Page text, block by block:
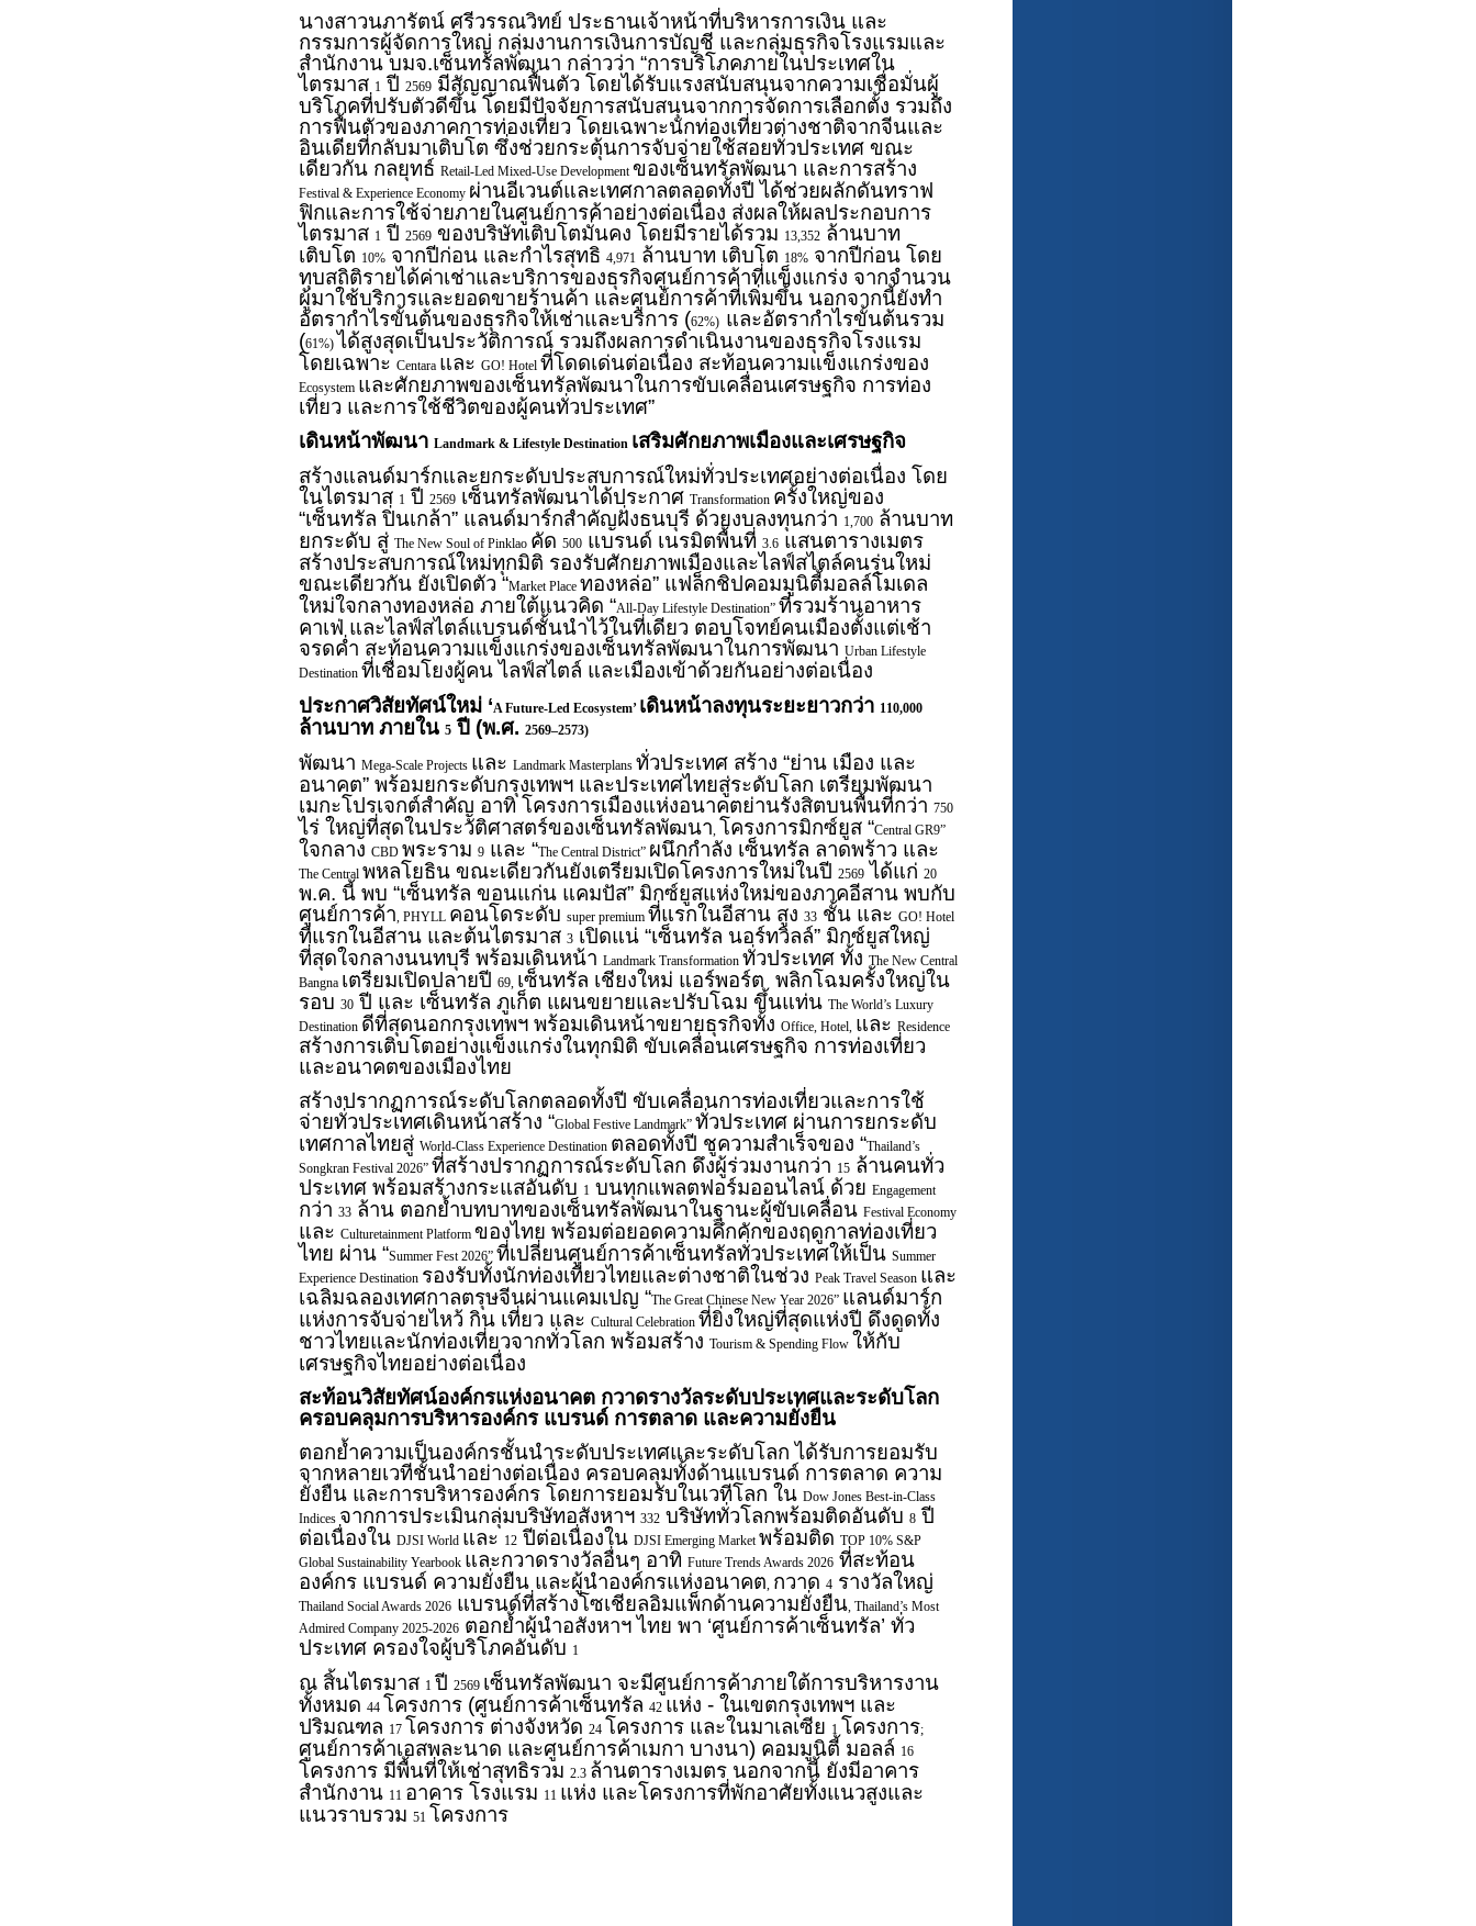
นางสาวนภารัตน์ ศรีวรรณวิทย์ ประธานเจ้าหน้าที่บริหารการเงิน และ
กรรมการผู้จัดการใหญ่ กลุ่มงานการเงินการบัญชี และกลุ่มธุรกิจโรงแรมและ
สำนักงาน บมจ.เซ็นทรัลพัฒนา กล่าวว่า “การบริโภคภายในประเทศใน
ไตรมาส 1 ปี 2569 มีสัญญาณฟื้นตัว โดยได้รับแรงสนับสนุนจากความเชื่อมั่นผู้
บริโภคที่ปรับตัวดีขึ้น โดยมีปัจจัยการสนับสนุนจากการจัดการเลือกตั้ง รวมถึง
การฟื้นตัวของภาคการท่องเที่ยว โดยเฉพาะนักท่องเที่ยวต่างชาติจากจีนและ
อินเดียที่กลับมาเติบโต ซึ่งช่วยกระตุ้นการจับจ่ายใช้สอยทั่วประเทศ ขณะ
เดียวกัน กลยุทธ์ Retail-Led Mixed-Use Developmentของเซ็นทรัลพัฒนา และการสร้าง
Festival & Experience Economy ผ่านอีเวนต์และเทศกาลตลอดทั้งปี ได้ช่วยผลักดันทราฟ
ฟิกและการใช้จ่ายภายในศูนย์การค้าอย่างต่อเนื่อง ส่งผลให้ผลประกอบการ
ไตรมาส 1 ปี 2569 ของบริษัทเติบโตมั่นคง โดยมีรายได้รวม 13,352 ล้านบาท
เติบโต 10% จากปีก่อน และกำไรสุทธิ 4,971 ล้านบาท เติบโต 18% จากปีก่อน โดย
ทุบสถิติรายได้ค่าเช่าและบริการของธุรกิจศูนย์การค้าที่แข็งแกร่ง จากจำนวน
ผู้มาใช้บริการและยอดขายร้านค้า และศูนย์การค้าที่เพิ่มขึ้น นอกจากนี้ยังทำ
อัตรากำไรขั้นต้นของธุรกิจให้เช่าและบริการ (62%) และอัตรากำไรขั้นต้นรวม
(61%) ได้สูงสุดเป็นประวัติการณ์ รวมถึงผลการดำเนินงานของธุรกิจโรงแรม
โดยเฉพาะ Centara และ GO! Hotel ที่โดดเด่นต่อเนื่อง สะท้อนความแข็งแกร่งของ
Ecosystem และศักยภาพของเซ็นทรัลพัฒนาในการขับเคลื่อนเศรษฐกิจ การท่อง
เที่ยว และการใช้ชีวิตของผู้คนทั่วประเทศ”
เดินหน้าพัฒนา Landmark & Lifestyle Destination เสริมศักยภาพเมืองและเศรษฐกิจ
สร้างแลนด์มาร์กและยกระดับประสบการณ์ใหม่ทั่วประเทศอย่างต่อเนื่อง โดย
ในไตรมาส 1 ปี 2569 เซ็นทรัลพัฒนาได้ประกาศ Transformation ครั้งใหญ่ของ
“เซ็นทรัล ปิ่นเกล้า” แลนด์มาร์กสำคัญฝั่งธนบุรี ด้วยงบลงทุนกว่า 1,700 ล้านบาท
ยกระดับ สู่ The New Soul of Pinklao คัด 500 แบรนด์ เนรมิตพื้นที่ 3.6 แสนตารางเมตร
สร้างประสบการณ์ใหม่ทุกมิติ รองรับศักยภาพเมืองและไลฟ์สไตล์คนรุ่นใหม่
ขณะเดียวกัน ยังเปิดตัว “Market Place ทองหล่อ” แฟล็กชิปคอมมูนิตี้มอลล์โมเดล
ใหม่ใจกลางทองหล่อ ภายใต้แนวคิด “All-Day Lifestyle Destination” ที่รวมร้านอาหาร
คาเฟ่ และไลฟ์สไตล์แบรนด์ชั้นนำไว้ในที่เดียว ตอบโจทย์คนเมืองตั้งแต่เช้า
จรดค่ำ สะท้อนความแข็งแกร่งของเซ็นทรัลพัฒนาในการพัฒนา Urban Lifestyle
Destination ที่เชื่อมโยงผู้คน ไลฟ์สไตล์ และเมืองเข้าด้วยกันอย่างต่อเนื่อง
ประกาศวิสัยทัศน์ใหม่ ‘A Future-Led Ecosystem’ เดินหน้าลงทุนระยะยาวกว่า 110,000
ล้านบาท ภายใน 5 ปี (พ.ศ. 2569–2573)
พัฒนา Mega-Scale Projects และ Landmark Masterplans ทั่วประเทศ สร้าง “ย่าน เมือง และ
อนาคต” พร้อมยกระดับกรุงเทพฯ และประเทศไทยสู่ระดับโลก เตรียมพัฒนา
เมกะโปรเจกต์สำคัญ อาทิ โครงการเมืองแห่งอนาคตย่านรังสิตบนพื้นที่กว่า 750
ไร่ ใหญ่ที่สุดในประวัติศาสตร์ของเซ็นทรัลพัฒนา, โครงการมิกซ์ยูส “Central GR9”
ใจกลาง CBD พระราม 9 และ “The Central District” ผนึกกำลัง เซ็นทรัล ลาดพร้าว และ
The Central พหลโยธิน ขณะเดียวกันยังเตรียมเปิดโครงการใหม่ในปี 2569 ได้แก่ 20
พ.ค. นี้ พบ “เซ็นทรัล ขอนแก่น แคมปัส” มิกซ์ยูสแห่งใหม่ของภาคอีสาน พบกับ
ศูนย์การค้า, PHYLL คอนโดระดับ super premium ที่แรกในอีสาน สูง 33 ชั้น และ GO! Hotel
ที่แรกในอีสาน และต้นไตรมาส 3 เปิดแน่ “เซ็นทรัล นอร์ทวิลล์” มิกซ์ยูสใหญ่
ที่สุดใจกลางนนทบุรี พร้อมเดินหน้า Landmark Transformation ทั่วประเทศ ทั้ง The New Central
Bangna เตรียมเปิดปลายปี 69, เซ็นทรัล เชียงใหม่ แอร์พอร์ต พลิกโฉมครั้งใหญ่ใน
รอบ 30 ปี และ เซ็นทรัล ภูเก็ต แผนขยายและปรับโฉม ขึ้นแท่น The World’s Luxury
Destination ดีที่สุดนอกกรุงเทพฯ พร้อมเดินหน้าขยายธุรกิจทั้ง Office, Hotel, และ Residence
สร้างการเติบโตอย่างแข็งแกร่งในทุกมิติ ขับเคลื่อนเศรษฐกิจ การท่องเที่ยว
และอนาคตของเมืองไทย
สร้างปรากฏการณ์ระดับโลกตลอดทั้งปี ขับเคลื่อนการท่องเที่ยวและการใช้
จ่ายทั่วประเทศเดินหน้าสร้าง “Global Festive Landmark” ทั่วประเทศ ผ่านการยกระดับ
เทศกาลไทยสู่ World-Class Experience Destination ตลอดทั้งปี ชูความสำเร็จของ “Thailand’s
Songkran Festival 2026” ที่สร้างปรากฏการณ์ระดับโลก ดึงผู้ร่วมงานกว่า 15 ล้านคนทั่ว
ประเทศ พร้อมสร้างกระแสอันดับ 1 บนทุกแพลตฟอร์มออนไลน์ ด้วย Engagement
กว่า 33 ล้าน ตอกย้ำบทบาทของเซ็นทรัลพัฒนาในฐานะผู้ขับเคลื่อน Festival Economy
และ Culturetainment Platform ของไทย พร้อมต่อยอดความคึกคักของฤดูกาลท่องเที่ยว
ไทย ผ่าน “Summer Fest 2026” ที่เปลี่ยนศูนย์การค้าเซ็นทรัลทั่วประเทศให้เป็น Summer
Experience Destination รองรับทั้งนักท่องเที่ยวไทยและต่างชาติในช่วง Peak Travel Season และ
เฉลิมฉลองเทศกาลตรุษจีนผ่านแคมเปญ “The Great Chinese New Year 2026” แลนด์มาร์ก
แห่งการจับจ่ายไหว้ กิน เที่ยว และ Cultural Celebration ที่ยิ่งใหญ่ที่สุดแห่งปี ดึงดูดทั้ง
ชาวไทยและนักท่องเที่ยวจากทั่วโลก พร้อมสร้าง Tourism & Spending Flow ให้กับ
เศรษฐกิจไทยอย่างต่อเนื่อง
สะท้อนวิสัยทัศน์องค์กรแห่งอนาคต กวาดรางวัลระดับประเทศและระดับโลก
ครอบคลุมการบริหารองค์กร แบรนด์ การตลาด และความยั่งยืน
ตอกย้ำความเป็นองค์กรชั้นนำระดับประเทศและระดับโลก ได้รับการยอมรับ
จากหลายเวทีชั้นนำอย่างต่อเนื่อง ครอบคลุมทั้งด้านแบรนด์ การตลาด ความ
ยั่งยืน และการบริหารองค์กร โดยการยอมรับในเวทีโลก ใน Dow Jones Best-in-Class
Indices จากการประเมินกลุ่มบริษัทอสังหาฯ 332 บริษัททั่วโลกพร้อมติดอันดับ 8 ปี
ต่อเนื่องใน DJSI World และ 12 ปีต่อเนื่องใน DJSI Emerging Marketพร้อมติด TOP 10% S&P
Global Sustainability Yearbook และกวาดรางวัลอื่นๆ อาทิ Future Trends Awards 2026 ที่สะท้อน
องค์กร แบรนด์ ความยั่งยืน และผู้นำองค์กรแห่งอนาคต, กวาด 4 รางวัลใหญ่
Thailand Social Awards 2026 แบรนด์ที่สร้างโซเชียลอิมแพ็กด้านความยั่งยืน, Thailand’s Most
Admired Company 2025-2026 ตอกย้ำผู้นำอสังหาฯ ไทย พา ‘ศูนย์การค้าเซ็นทรัล’ ทั่ว
ประเทศ ครองใจผู้บริโภคอันดับ 1
ณ สิ้นไตรมาส 1 ปี 2569 เซ็นทรัลพัฒนา จะมีศูนย์การค้าภายใต้การบริหารงาน
ทั้งหมด 44 โครงการ (ศูนย์การค้าเซ็นทรัล 42 แห่ง - ในเขตกรุงเทพฯ และ
ปริมณฑล 17 โครงการ ต่างจังหวัด 24 โครงการ และในมาเลเซีย 1 โครงการ;
ศูนย์การค้าเอสพละนาด และศูนย์การค้าเมกา บางนา) คอมมูนิตี้ มอลล์ 16
โครงการ มีพื้นที่ให้เช่าสุทธิรวม 2.3 ล้านตารางเมตร นอกจากนี้ ยังมีอาคาร
สำนักงาน 11 อาคาร โรงแรม 11 แห่ง และโครงการที่พักอาศัยทั้งแนวสูงและ
แนวราบรวม 51 โครงการ